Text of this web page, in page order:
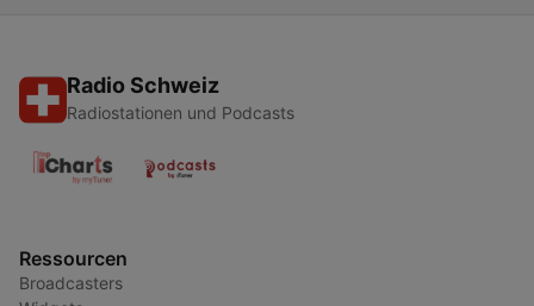
Radio Schweiz
Radiostationen und Podcasts
Ressourcen
Broadcasters